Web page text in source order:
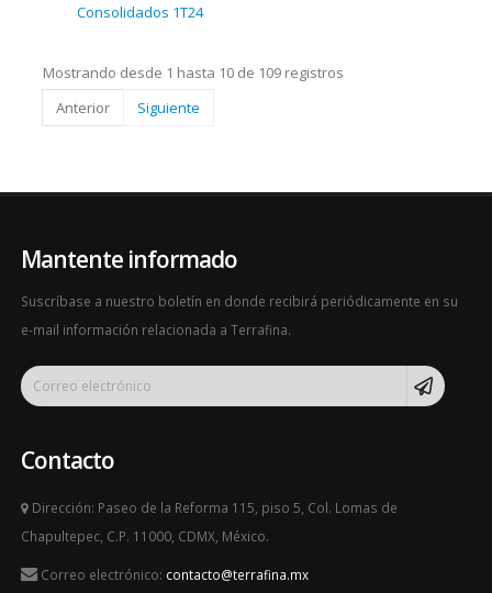
Consolidados 1T24
Mostrando desde 1 hasta 10 de 109 registros
Anterior
Siguiente
Mantente informado
Suscríbase a nuestro boletín en donde recibirá periódicamente en su
e-mail información relacionada a Terrafina.
Contacto
Dirección: Paseo de la Reforma 115, piso 5, Col. Lomas de
Chapultepec, C.P. 11000, CDMX, México.
Correo electrónico: contacto@terrafina.mx